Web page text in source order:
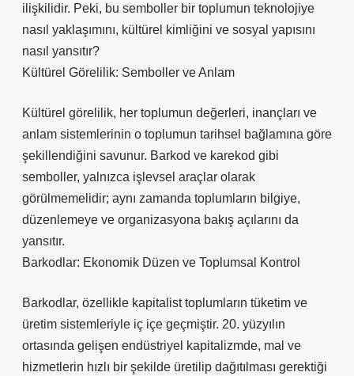
ilişkilidir. Peki, bu semboller bir toplumun teknolojiye
nasıl yaklaşımını, kültürel kimliğini ve sosyal yapısını
nasıl yansıtır?
Kültürel Görelilik: Semboller ve Anlam
Kültürel görelilik, her toplumun değerleri, inançları ve
anlam sistemlerinin o toplumun tarihsel bağlamına göre
şekillendiğini savunur. Barkod ve karekod gibi
semboller, yalnızca işlevsel araçlar olarak
görülmemelidir; aynı zamanda toplumların bilgiye,
düzenlemeye ve organizasyona bakış açılarını da
yansıtır.
Barkodlar: Ekonomik Düzen ve Toplumsal Kontrol
Barkodlar, özellikle kapitalist toplumların tüketim ve
üretim sistemleriyle iç içe geçmiştir. 20. yüzyılın
ortasında gelişen endüstriyel kapitalizmde, mal ve
hizmetlerin hızlı bir şekilde üretilip dağıtılması gerektiği